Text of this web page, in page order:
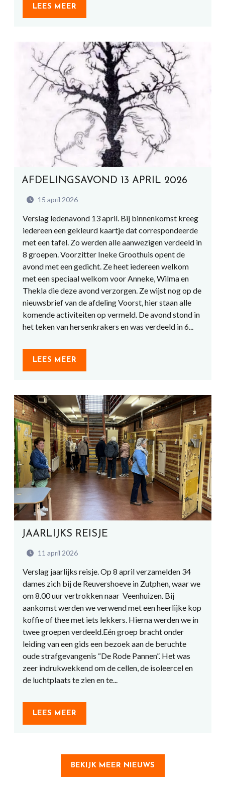
LEES MEER
AFDELINGSAVOND 13 APRIL 2026
15 april 2026
Verslag ledenavond 13 april. Bij binnenkomst kreeg
iedereen een gekleurd kaartje dat correspondeerde
met een tafel. Zo werden alle aanwezigen verdeeld in
8 groepen. Voorzitter Ineke Groothuis opent de
avond met een gedicht. Ze heet iedereen welkom
met een speciaal welkom voor Anneke, Wilma en
Thekla die deze avond verzorgen. Ze wijst nog op de
nieuwsbrief van de afdeling Voorst, hier staan alle
komende activiteiten op vermeld. De avond stond in
het teken van hersenkrakers en was verdeeld in 6...
LEES MEER
JAARLIJKS REISJE
11 april 2026
Verslag jaarlijks reisje. Op 8 april verzamelden 34
dames zich bij de Reuvershoeve in Zutphen, waar we
om 8.00 uur vertrokken naar Veenhuizen. Bij
aankomst werden we verwend met een heerlijke kop
koffie of thee met iets lekkers. Hierna werden we in
twee groepen verdeeld.Eén groep bracht onder
leiding van een gids een bezoek aan de beruchte
oude strafgevangenis “De Rode Pannen”. Het was
zeer indrukwekkend om de cellen, de isoleercel en
de luchtplaats te zien en te...
LEES MEER
BEKIJK MEER NIEUWS